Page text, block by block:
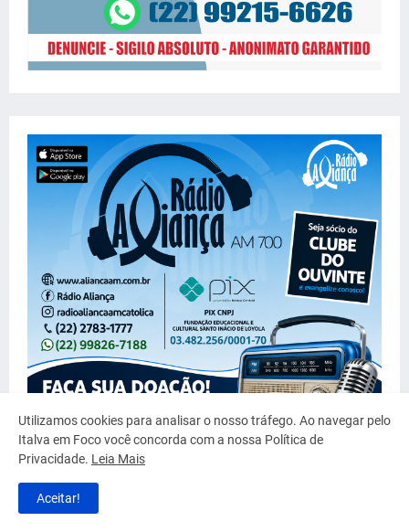
Utilizamos cookies para analisar o nosso tráfego. Ao navegar pelo
Italva em Foco você concorda com a nossa Política de
Privacidade. Leia Mais
Aceitar!